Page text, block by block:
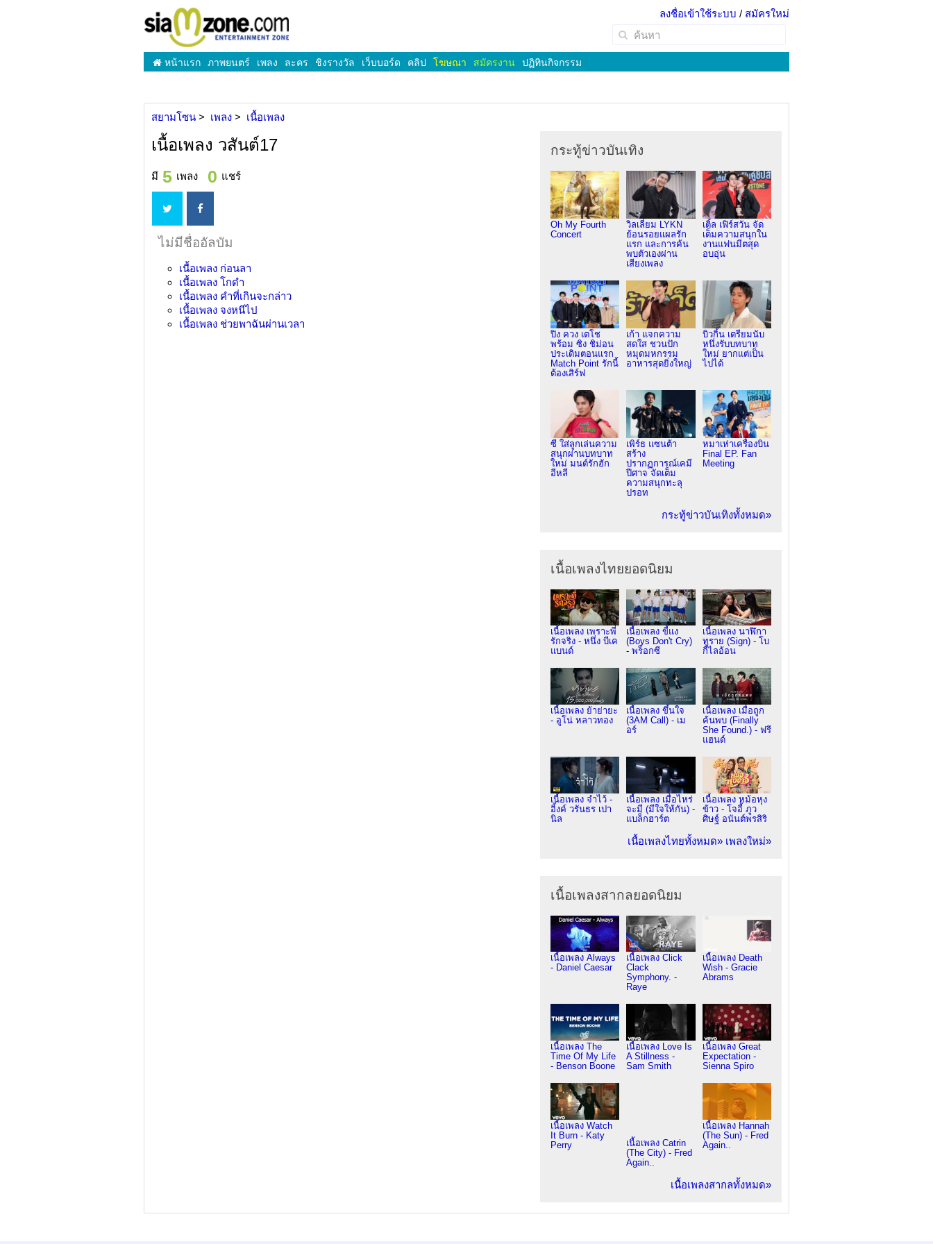
ลงชื่อเข้าใช้ระบบ / สมัครใหม่
หน้าแรก ภาพยนตร์ เพลง ละคร ชิงรางวัล เว็บบอร์ด คลิป โฆษณา สมัครงาน ปฏิทินกิจกรรม
สยามโซน เพลง เนื้อเพลง
เนื้อเพลง วสันต์17
มี 5 เพลง 0 แชร์
ไม่มีชื่ออัลบัม
เนื้อเพลง ก่อนลา
เนื้อเพลง โกดำ
เนื้อเพลง คำที่เกินจะกล่าว
เนื้อเพลง จงหนีไป
เนื้อเพลง ช่วยพาฉันผ่านเวลา
กระทู้ข่าวบันเทิง
Oh My Fourth
Concert
วิลเลี่ยม LYKN
ย้อนรอยแผลรัก
แรก และการค้น
พบตัวเองผ่าน
เสียงเพลง
เติ้ล เฟิร์สวัน จัด
เต็มความสนุกใน
งานแฟนมีตสุด
อบอุ่น
ปิง ควง เตโช
พร้อม ซิง ชิม่อน
ประเดิมตอนแรก
Match Point รักนี้
ต้องเสิร์ฟ
เก้า แจกความ
สดใส ชวนปัก
หมุดมหกรรม
อาหารสุดยิ่งใหญ่
บิวกิ้น เตรียมนับ
หนึ่งรับบทบาท
ใหม่ ยากแต่เป็น
ไปได้
ซี ใส่ลูกเล่นความ
สนุกผ่านบทบาท
ใหม่ มนต์รักฮัก
อีหลี
เพิร์ธ แซนต้า
สร้าง
ปรากฏการณ์เคมี
ปีศาจ จัดเต็ม
ความสนุกทะลุ
ปรอท
หมาเห่าเครื่องบิน
Final EP. Fan
Meeting
กระทู้ข่าวบันเทิงทั้งหมด»
เนื้อเพลงไทยยอดนิยม
เนื้อเพลง เพราะพี่
รักจริง - หนึ่ง บีเค
แบนด์
เนื้อเพลง ขี้แง
(Boys Don't Cry)
- พร็อกซี
เนื้อเพลง นาฬิกา
ทราย (Sign) - โบ
กี้ไลอ้อน
เนื้อเพลง ย้าย่ายะ
- อูโน่ หลาวทอง
เนื้อเพลง ขึ้นใจ
(3AM Call) - เม
อร์
เนื้อเพลง เมื่อถูก
ค้นพบ (Finally
She Found.) - ฟรี
แฮนด์
เนื้อเพลง จำไว้ -
อิ้งค์ วรันธร เปา
นิล
เนื้อเพลง เมื่อไหร่
จะมี (มีใจให้กัน) -
แบล็กฮาร์ต
เนื้อเพลง หม้อหุง
ข้าว - โจอี้ ภูว
ศิษฐ์ อนันต์พรสิริ
เนื้อเพลงไทยทั้งหมด» เพลงใหม่»
เนื้อเพลงสากลยอดนิยม
เนื้อเพลง Always
- Daniel Caesar
เนื้อเพลง Click
Clack
Symphony. -
Raye
เนื้อเพลง Death
Wish - Gracie
Abrams
เนื้อเพลง The
Time Of My Life
- Benson Boone
เนื้อเพลง Love Is
A Stillness -
Sam Smith
เนื้อเพลง Great
Expectation -
Sienna Spiro
เนื้อเพลง Watch
It Burn - Katy
Perry
เนื้อเพลง Catrin
(The City) - Fred
Again..
เนื้อเพลง Hannah
(The Sun) - Fred
Again..
เนื้อเพลงสากลทั้งหมด»